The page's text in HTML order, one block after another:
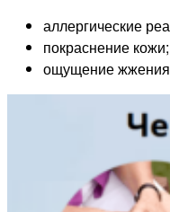
аллергические
покраснение кожи;
ощущение